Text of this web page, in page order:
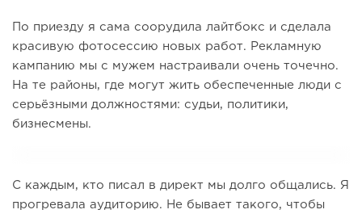
По приезду я сама соорудила лайтбокс и сделала
красивую фотосессию новых работ. Рекламную
кампанию мы с мужем настраивали очень точечно.
На те районы, где могут жить обеспеченные люди с
серьёзными должностями: судьи, политики,
бизнесмены.
С каждым, кто писал в директ мы долго общались. Я
прогревала аудиторию. Не бывает такого, чтобы